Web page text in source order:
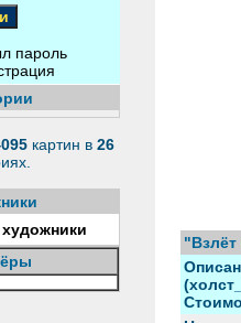
пароль
картин в 26